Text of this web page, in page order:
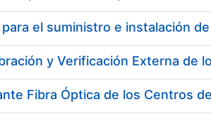
el suministro e instalación